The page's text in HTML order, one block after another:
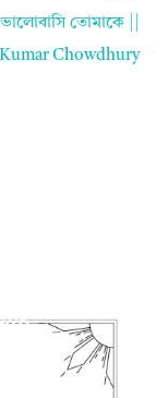
তোমাকে ||
Chowdhury